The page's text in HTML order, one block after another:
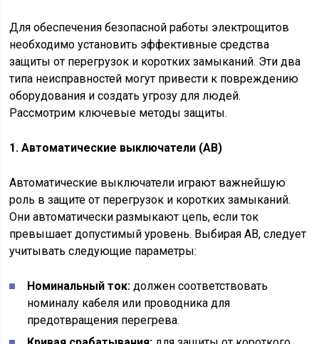
Для обеспечения безопасной работы электрощитов
необходимо установить эффективные средства
защиты от перегрузок и коротких замыканий. Эти два
типа неисправностей могут привести к повреждению
оборудования и создать угрозу для людей.
Рассмотрим ключевые методы защиты.
1. Автоматические выключатели (АВ)
Автоматические выключатели играют важнейшую
роль в защите от перегрузок и коротких замыканий.
Они автоматически размыкают цепь, если ток
превышает допустимый уровень. Выбирая АВ, следует
учитывать следующие параметры:
Номинальный ток: должен соответствовать
номиналу кабеля или проводника для
предотвращения перегрева.